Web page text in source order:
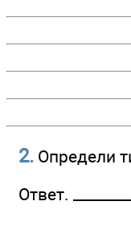
2. Определи
Ответ.